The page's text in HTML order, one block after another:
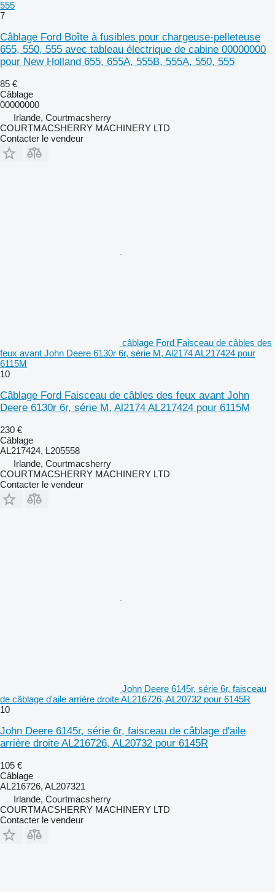
555
7
Câblage Ford Boîte à fusibles pour chargeuse-pelleteuse
655, 550, 555 avec tableau électrique de cabine 00000000
pour New Holland 655, 655A, 555B, 555A, 550, 555
85 €
Câblage
00000000
Irlande, Courtmacsherry
COURTMACSHERRY MACHINERY LTD
Contacter le vendeur
câblage Ford Faisceau de câbles des
feux avant John Deere 6130r 6r, série M, Al2174 AL217424 pour
6115M
10
Câblage Ford Faisceau de câbles des feux avant John
Deere 6130r 6r, série M, Al2174 AL217424 pour 6115M
230 €
Câblage
AL217424, L205558
Irlande, Courtmacsherry
COURTMACSHERRY MACHINERY LTD
Contacter le vendeur
John Deere 6145r, série 6r, faisceau
de câblage d'aile arrière droite AL216726, AL20732 pour 6145R
10
John Deere 6145r, série 6r, faisceau de câblage d'aile
arrière droite AL216726, AL20732 pour 6145R
105 €
Câblage
AL216726, AL207321
Irlande, Courtmacsherry
COURTMACSHERRY MACHINERY LTD
Contacter le vendeur